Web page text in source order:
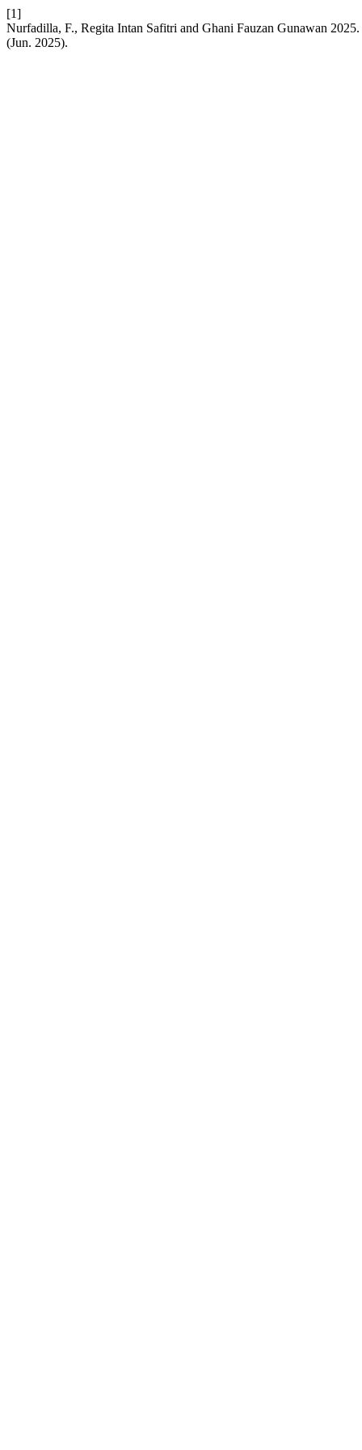
[1]
Nurfadilla, F., Regita Intan Safitri and Ghani Fauzan Gunawan
(Jun. 2025).